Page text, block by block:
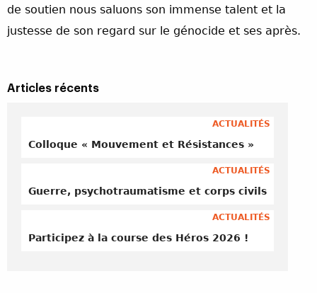
de soutien nous saluons son immense talent et la
justesse de son regard sur le génocide et ses après.
Articles récents
ACTUALITÉS
Colloque « Mouvement et Résistances »
ACTUALITÉS
Guerre, psychotraumatisme et corps civils
ACTUALITÉS
Participez à la course des Héros 2026 !